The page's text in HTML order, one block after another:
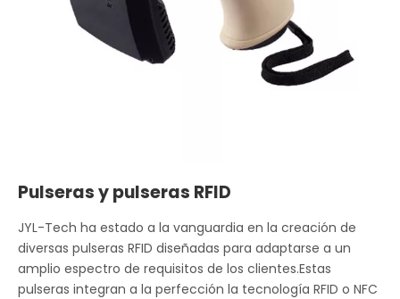
Pulseras y pulseras RFID
JYL-Tech ha estado a la vanguardia en la creación de
diversas pulseras RFID diseñadas para adaptarse a un
amplio espectro de requisitos de los clientes.Estas
pulseras integran a la perfección la tecnología RFID o NFC